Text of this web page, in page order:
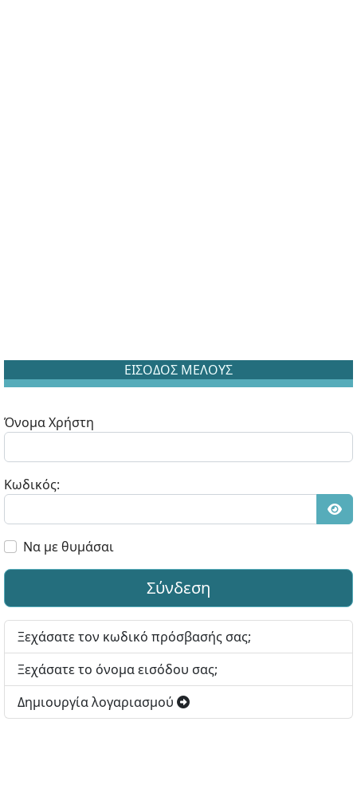
ΕΙΣΟΔΟΣ ΜΕΛΟΥΣ
Όνομα Χρήστη
Κωδικός:
Να με θυμάσαι
Σύνδεση
Ξεχάσατε τον κωδικό πρόσβασής σας;
Ξεχάσατε το όνομα εισόδου σας;
Δημιουργία λογαριασμού